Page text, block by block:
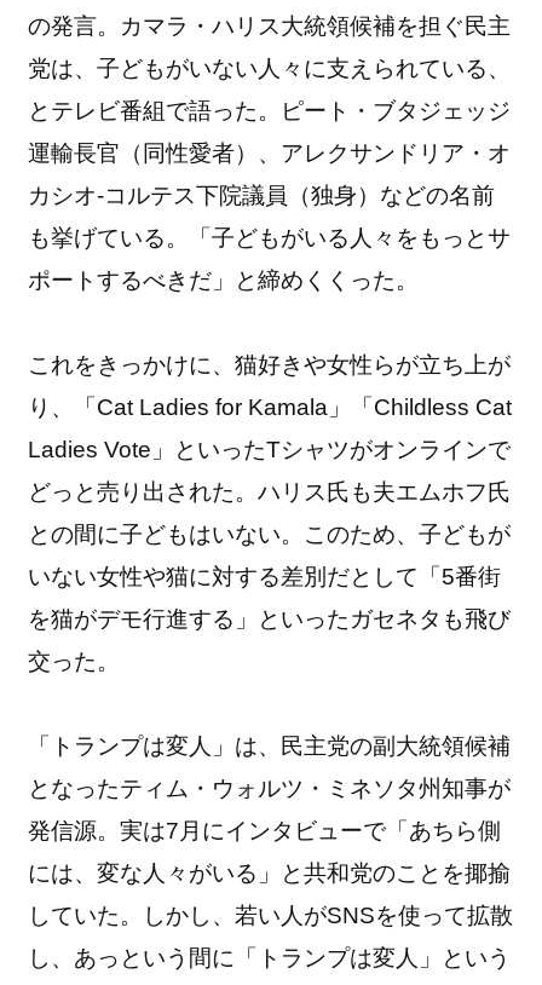
の発言。カマラ・ハリス大統領候補を担ぐ民主
党は、子どもがいない人々に支えられている、
とテレビ番組で語った。ピート・ブタジェッジ
運輸長官（同性愛者）、アレクサンドリア・オ
カシオ-コルテス下院議員（独身）などの名前
も挙げている。「子どもがいる人々をもっとサ
ポートするべきだ」と締めくくった。
これをきっかけに、猫好きや女性らが立ち上が
り、「Cat Ladies for Kamala」「Childless Cat
Ladies Vote」といったTシャツがオンラインで
どっと売り出された。ハリス氏も夫エムホフ氏
との間に子どもはいない。このため、子どもが
いない女性や猫に対する差別だとして「5番街
を猫がデモ行進する」といったガセネタも飛び
交った。
「トランプは変人」は、民主党の副大統領候補
となったティム・ウォルツ・ミネソタ州知事が
発信源。実は7月にインタビューで「あちら側
には、変な人々がいる」と共和党のことを揶揄
していた。しかし、若い人がSNSを使って拡散
し、あっという間に「トランプは変人」という